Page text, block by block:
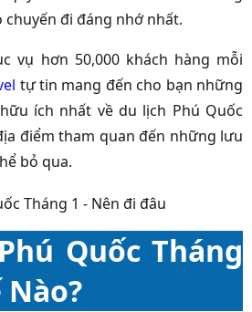
chuyến đi đáng nhớ nhất.
vụ hơn 50,000 khách hàng mỗi
tự tin mang đến cho bạn những
ích nhất về du lịch Phú Quốc
điểm tham quan đến những lưu
bỏ qua.
Quốc Tháng